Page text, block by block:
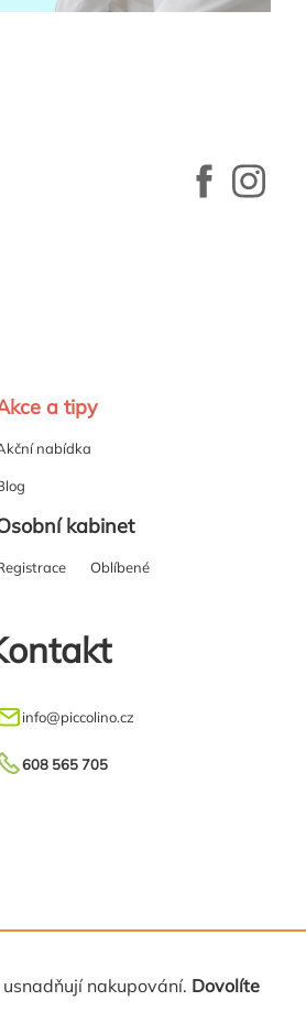
nakupování. Dovolíte
a tipy
nabídka
kabinet
Oblíbené
info@piccolino.cz
608 565 705